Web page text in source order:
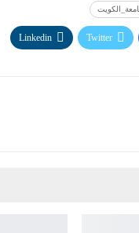
Twitter
Linkedin